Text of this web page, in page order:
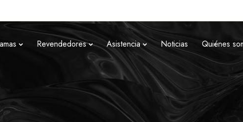
Revendedores Asistencia Noticias Quiénes